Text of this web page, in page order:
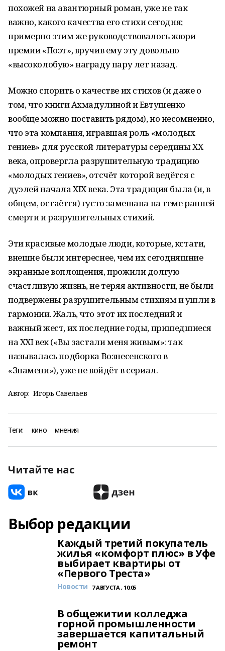
похожей на авантюрный роман, уже не так
важно, какого качества его стихи сегодня;
примерно этим же руководствовалось жюри
премии «Поэт», вручив ему эту довольно
«высоколобую» награду пару лет назад.
Можно спорить о качестве их стихов (и даже о
том, что книги Ахмадулиной и Евтушенко
вообще можно поставить рядом), но несомненно,
что эта компания, игравшая роль «молодых
гениев» для русской литературы середины ХХ
века, опровергла разрушительную традицию
«молодых гениев», отсчёт которой ведётся с
дуэлей начала XIX века. Эта традиция была (и, в
общем, остаётся) густо замешана на теме ранней
смерти и разрушительных стихий.
Эти красивые молодые люди, которые, кстати,
внешне были интереснее, чем их сегодняшние
экранные воплощения, прожили долгую
счастливую жизнь, не теряя активности, не были
подвержены разрушительным стихиям и ушли в
гармонии. Жаль, что этот их последний и
важный жест, их последние годы, пришедшиеся
на XXI век («Вы застали меня живым»: так
называлась подборка Вознесенского в
«Знамени»), уже не войдёт в сериал.
Автор: Игорь Савельев
Теги: кино мнения
Читайте нас
Выбор редакции
Каждый третий покупатель
жилья «комфорт плюс» в Уфе
выбирает квартиры от
«Первого Треста»
Новости 7 АВГУСТА , 10:05
В общежитии колледжа
горной промышленности
завершается капитальный
ремонт